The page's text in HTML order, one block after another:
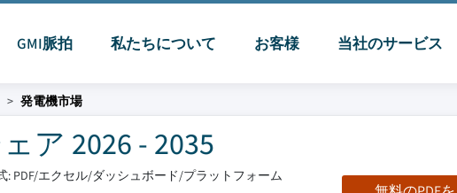
GMI脈拍 私たちについて お客様 当社のサービス
発電機市場
ア 2026 - 2035
: PDF/エクセル/ダッシュボード/プラットフォーム